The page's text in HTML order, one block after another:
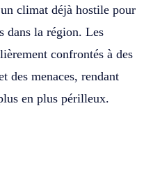
climat déjà hostile pour
dans la région. Les
confrontés à des
des menaces, rendant
en plus périlleux.